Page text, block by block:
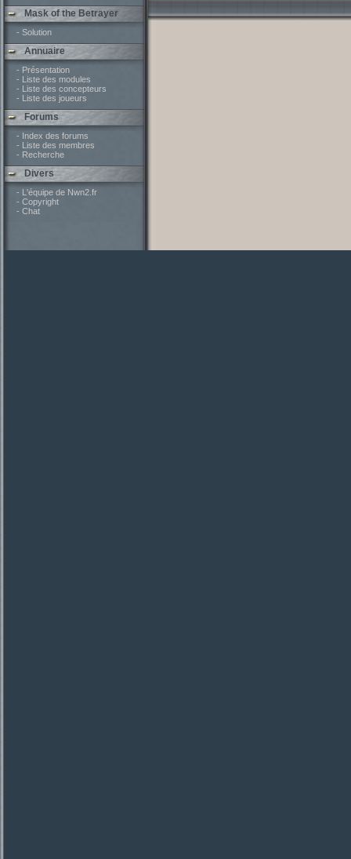
Mask of the Betrayer
- Solution
Annuaire
- Présentation
- Liste des modules
- Liste des concepteurs
- Liste des joueurs
Forums
- Index des forums
- Liste des membres
- Recherche
Divers
- L'équipe de Nwn2.fr
- Copyright
- Chat